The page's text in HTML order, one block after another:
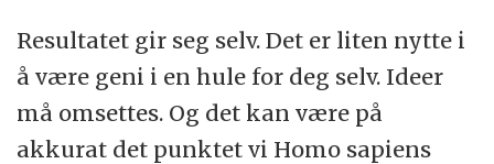
Resultatet gir seg selv. Det er liten nytte i
å være geni i en hule for deg selv. Ideer
må omsettes. Og det kan være på
akkurat det punktet vi Homo sapiens